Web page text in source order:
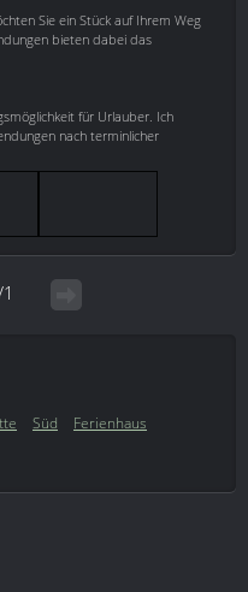
Sie ein Stück auf Ihrem Weg
bieten dabei das
für Urlauber. Ich
nach terminlicher
Süd
Ferienhaus